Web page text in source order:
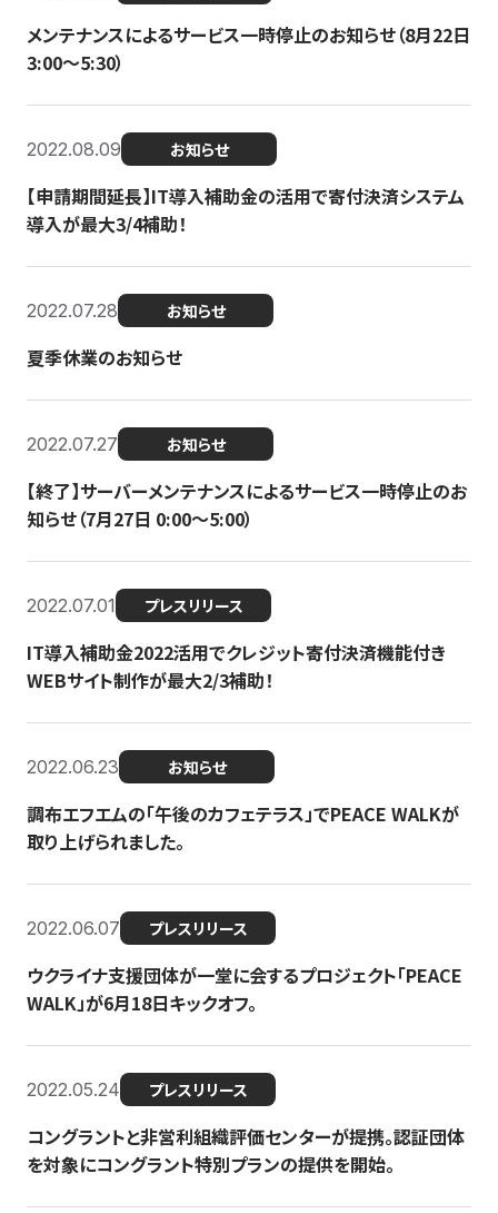
メンテナンスによるサービス一時停止のお知らせ（8月22日
3:00〜5:30）
2022.08.09 お知らせ
【申請期間延長】IT導入補助金の活用で寄付決済システム
導入が最大3/4補助！
2022.07.28 お知らせ
夏季休業のお知らせ
2022.07.27 お知らせ
【終了】サーバーメンテナンスによるサービス一時停止のお
知らせ（7月27日 0:00〜5:00）
2022.07.01 プレスリリース
IT導入補助金2022活用でクレジット寄付決済機能付き
WEBサイト制作が最大2/3補助！
2022.06.23 お知らせ
調布エフエムの「午後のカフェテラス」でPEACE WALKが
取り上げられました。
2022.06.07 プレスリリース
ウクライナ支援団体が一堂に会するプロジェクト「PEACE
WALK」が6月18日キックオフ。
2022.05.24 プレスリリース
コングラントと非営利組織評価センターが提携。認証団体
を対象にコングラント特別プランの提供を開始。